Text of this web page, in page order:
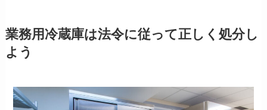
業務用冷蔵庫は法令に従って正しく処分し
よう